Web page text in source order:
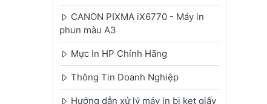
CANON PIXMA iX6770 - Máy in
phun màu A3
Mực In HP Chính Hãng
Thông Tin Doanh Nghiệp
Hướng dẫn xử lý máy in bị kẹt giấy